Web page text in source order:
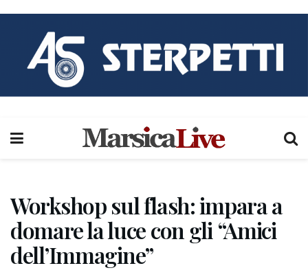
Workshop sul flash: impara a
domare la luce con gli “Amici
dell’Immagine”